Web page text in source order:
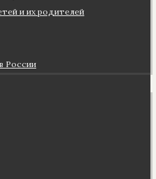
и их родителей
России